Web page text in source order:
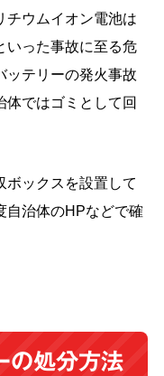
チウムイオン電池は
いった事故に至る危
ッテリーの発火事故
体ではゴミとして回
ボックスを設置して
自治体のHPなどで確
の処分方法